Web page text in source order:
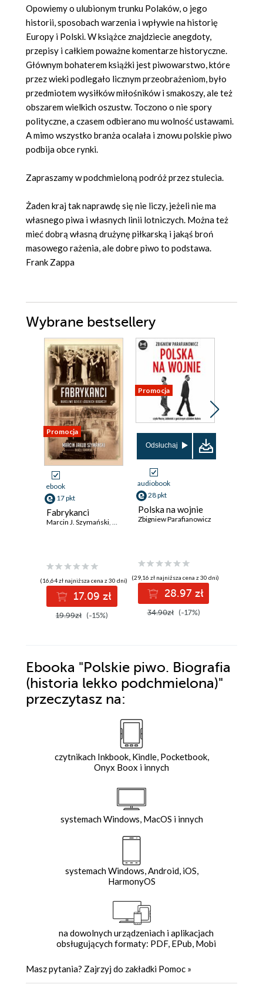
Opowiemy o ulubionym trunku Polaków, o jego
historii, sposobach warzenia i wpływie na historię
Europy i Polski. W książce znajdziecie anegdoty,
przepisy i całkiem poważne komentarze historyczne.
Głównym bohaterem książki jest piwowarstwo, które
przez wieki podlegało licznym przeobrażeniom, było
przedmiotem wysiłków miłośników i smakoszy, ale też
obszarem wielkich oszustw. Toczono o nie spory
polityczne, a czasem odbierano mu wolność ustawami.
A mimo wszystko branża ocalała i znowu polskie piwo
podbija obce rynki.
Zapraszamy w podchmieloną podróż przez stulecia.
Żaden kraj tak naprawdę się nie liczy, jeżeli nie ma
własnego piwa i własnych linii lotniczych. Można też
mieć dobrą własną drużynę piłkarską i jakąś broń
masowego rażenia, ale dobre piwo to podstawa.
Frank Zappa
Wybrane bestsellery
Promocja
ebook
17 pkt
Fabrykanci
Marcin J. Szymański, Błażej Torański
(16,64 zł najniższa cena z 30 dni)
17.09 zł
19.99zł (-15%)
Promocja
Odsłuchaj
audiobook
28 pkt
Polska na wojnie
Zbigniew Parafianowicz
(29,16 zł najniższa cena z 30 dni)
28.97 zł
34.90zł (-17%)
Ebooka "Polskie piwo. Biografia
(historia lekko podchmielona)"
przeczytasz na:
czytnikach Inkbook, Kindle, Pocketbook,
Onyx Boox i innych
systemach Windows, MacOS i innych
systemach Windows, Android, iOS,
HarmonyOS
na dowolnych urządzeniach i aplikacjach
obsługujących formaty: PDF, EPub, Mobi
Masz pytania? Zajrzyj do zakładki Pomoc »